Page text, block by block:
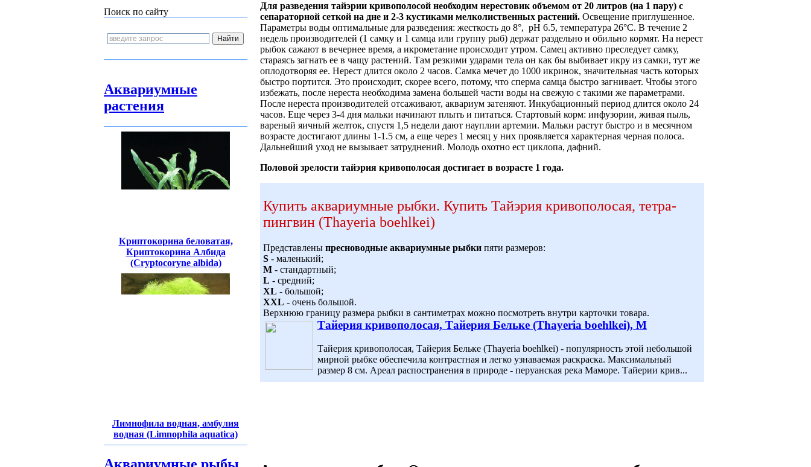
Поиск по сайту
Аквариумные
растения
Криптокорина беловатая,
Криптокорина Албида
(Cryptocoryne albida)
Лимнофила водная, амбулия
водная (Limnophila aquatica)
Для разведения тайэрии кривополосой необходим нерестовик объемом от 20 литров (на 1 пару) с
сепараторной сеткой на дне и 2-3 кустиками мелколиственных растений. Освещение приглушенное.
Параметры воды оптимальные для разведения: жесткость до 8°, рН 6.5, температура 26°С. В течение 2
недель производителей (1 самку и 1 самца или группу рыб) держат раздельно и обильно кормят. На нерест
рыбок сажают в вечернее время, а икрометание происходит утром. Самец активно преследует самку,
стараясь загнать ее в чащу растений. Там резкими ударами тела он как бы выбивает икру из самки, тут же
оплодотворяя ее. Нерест длится около 2 часов. Самка мечет до 1000 икринок, значительная часть которых
быстро портится. Это происходит, скорее всего, потому, что сперма самца быстро загнивает. Чтобы этого
избежать, после нереста необходима замена большей части воды на свежую с такими же параметрами.
После нереста производителей отсаживают, аквариум затеняют. Инкубационный период длится около 24
часов. Еще через 3-4 дня мальки начинают плыть и питаться. Стартовый корм: инфузории, живая пыль,
вареный яичный желток, спустя 1,5 недели дают науплии артемии. Мальки растут быстро и в месячном
возрасте достигают длины 1-1.5 см, а еще через 1 месяц у них проявляется характерная черная полоса.
Дальнейший уход не вызывает затруднений. Молодь охотно ест циклопа, дафний.
Половой зрелости тайэрия кривополосая достигает в возрасте 1 года.
Купить аквариумные рыбки. Купить Тайэрия кривополосая, тетра-
пингвин (Thayeria boehlkei)
Представлены пресноводные аквариумные рыбки пяти размеров:
S - маленький;
M - стандартный;
L - средний;
XL - большой;
XXL - очень большой.
Верхнюю границу размера рыбки в сантиметрах можно посмотреть внутри карточки товара.
Тайерия кривополосая, Тайерия Бельке (Thayeria boehlkei), M
Тайерия кривополосая, Тайерия Бельке (Thayeria boehlkei) - популярность этой небольшой
мирной рыбке обеспечила контрастная и легко узнаваемая раскраска. Максимальный
размер 8 см. Ареал распостранения в природе - перуанская река Маморе. Тайерии крив...